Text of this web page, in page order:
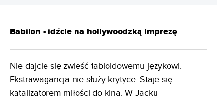
Babilon - idźcie na hollywoodzką imprezę
Nie dajcie się zwieść tabloidowemu językowi.
Ekstrawagancja nie służy krytyce. Staje się
katalizatorem miłości do kina. W Jacku